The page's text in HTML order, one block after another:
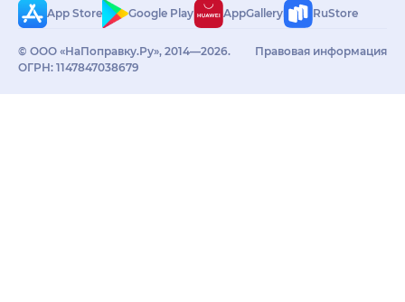
App Store
Google Play AppGallery RuStore
© ООО «НаПоправку.Ру», 2014—2026.
ОГРН: 1147847038679
Правовая информация